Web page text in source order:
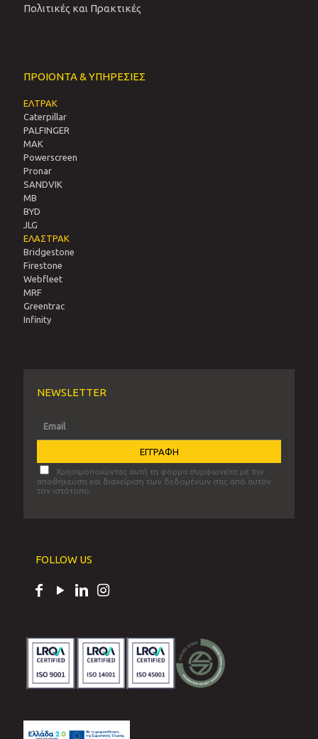
Πολιτικές και Πρακτικές
ΠΡΟΙΟΝΤΑ & ΥΠΗΡΕΣΙΕΣ
ΕΛΤΡΑΚ
Caterpillar
PALFINGER
MAK
Powerscreen
Pronar
SANDVIΚ
MB
BYD
JLG
ΕΛΑΣΤΡΑΚ
Bridgestone
Firestone
Webfleet
MRF
Greentrac
Infinity
NEWSLETTER
Χρησιμοποιώντας αυτή τη φόρμα συμφωνείτε με την
αποθήκευση και διαχείριση των δεδομένων σας από αυτόν
τον ιστότοπο.
FOLLOW US